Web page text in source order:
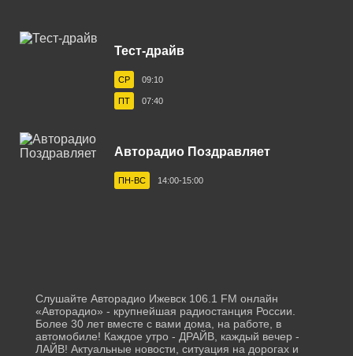
Березники 100.1 FM
Биробиджан 106.4 FM
Благовещенск 87.7 FM
Бологое 106.4 FM
Бугульма 105.9 FM
Буденновск 106.0 FM
Бузулук 106.8 FM
Тест-драйв
СР 09:10
ПТ 07:40
Авторадио Поздравляет
ПН-ВС 14:00-15:00
Слушайте Авторадио Ижевск 106.1 FM онлайн
«Авторадио» - крупнейшая радиостанция России.
Более 30 лет вместе с вами дома, на работе, в
автомобиле! Каждое утро - ДРАЙВ, каждый вечер -
ЛАЙВ! Актуальные новости, ситуация на дорогах и